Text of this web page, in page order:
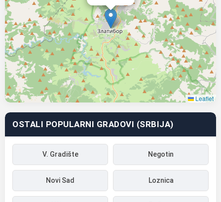
Leaflet
OSTALI POPULARNI GRADOVI (SRBIJA)
V. Gradište Negotin
Novi Sad Loznica